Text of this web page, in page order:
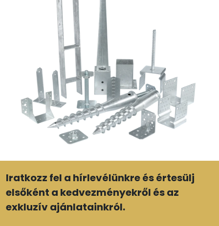
Iratkozz fel a hírlevélünkre és értesülj
elsőként a kedvezményekről és az
exkluzív ajánlatainkról.